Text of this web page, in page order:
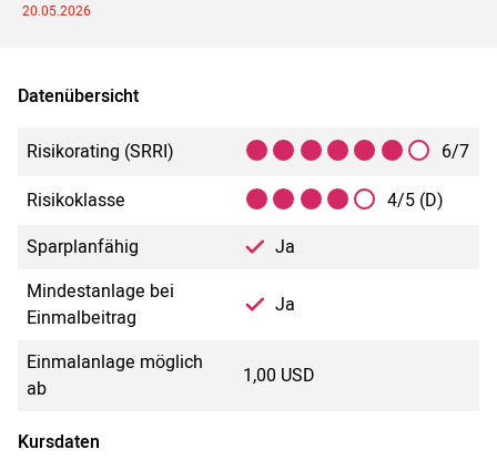
20.05.2026
Datenübersicht
Risikorating (SRRI)
6/7
Risikoklasse
4/5 (D)
Sparplanfähig
Ja
Mindestanlage bei
Einmalbeitrag
Ja
Einmalanlage möglich
ab
1,00 USD
Kursdaten